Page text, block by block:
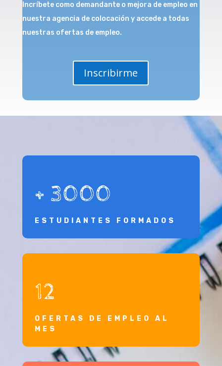
Incríbete como demandante o mejora de empleo en
nuestra agencia de colocación y accede a todas
nuestras ofertas de empleo.
Inscribirme
+ 3000
ESTUDIANTES FORMADOS
12
OFERTAS DE EMPLEO AL
MES